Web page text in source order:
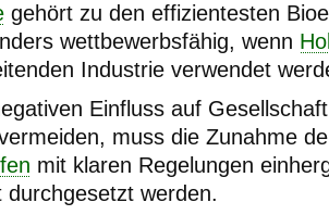
gehört zu den effizientesten
wettbewerbsfähig, wenn
Industrie verwendet
Einfluss auf
muss die Zunahme
mit klaren Regelungen
durchgesetzt werden.